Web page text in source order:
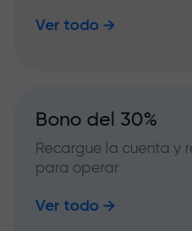
Ver todo
Bono del 30%
Recargue la cuenta y
para operar
Ver todo